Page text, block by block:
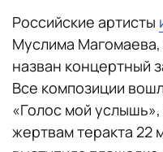
Российские артисты
Муслима Магомаева,
назван концертный
Все композиции
«Голос мой
жертвам теракта 22